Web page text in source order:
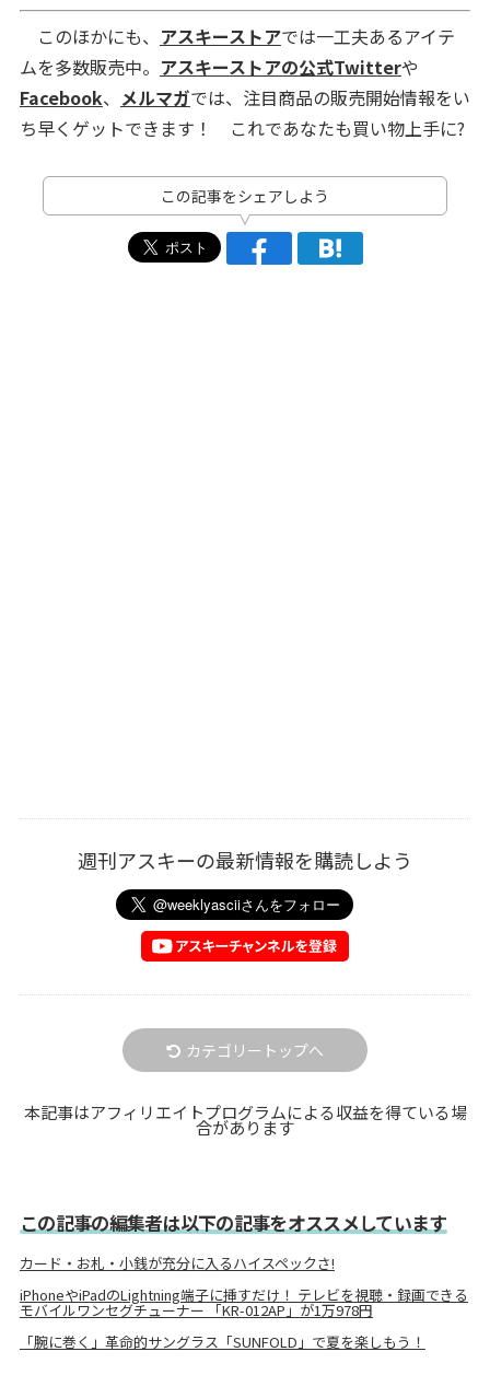
このほかにも、 アスキーストアでは一工夫あるアイテ
ムを多数販売中。 アスキーストアの公式Twitterや
Facebook、 メルマガでは、注目商品の販売開始情報をい
ち早くゲットできます！ これであなたも買い物上手に?
この記事をシェアしよう
週刊アスキーの最新情報を購読しよう
カテゴリートップへ
本記事はアフィリエイトプログラムによる収益を得ている場
合があります
この記事の編集者は以下の記事をオススメしています
カード・お札・小銭が充分に入るハイスペックさ!
iPhoneやiPadのLightning端子に挿すだけ！ テレビを視聴・録画できる
モバイルワンセグチューナー 「KR-012AP」が1万978円
「腕に巻く」革命的サングラス「SUNFOLD」で夏を楽しもう！